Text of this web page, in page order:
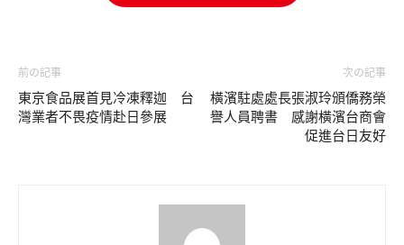
前の記事
東京食品展首見冷凍釋迦 台
灣業者不畏疫情赴日參展
次の記事
橫濱駐處處長張淑玲頒僑務榮
譽人員聘書 感謝橫濱台商會
促進台日友好